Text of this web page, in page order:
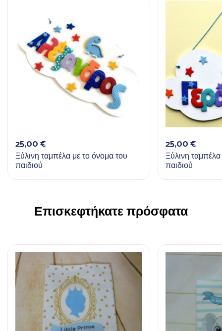
25,00€
Ξύλινη ταμπέλα με το όνομα του
παιδιού
25,00€
Ξύλινη
παιδιού
Επισκεφτήκατε πρόσφατα